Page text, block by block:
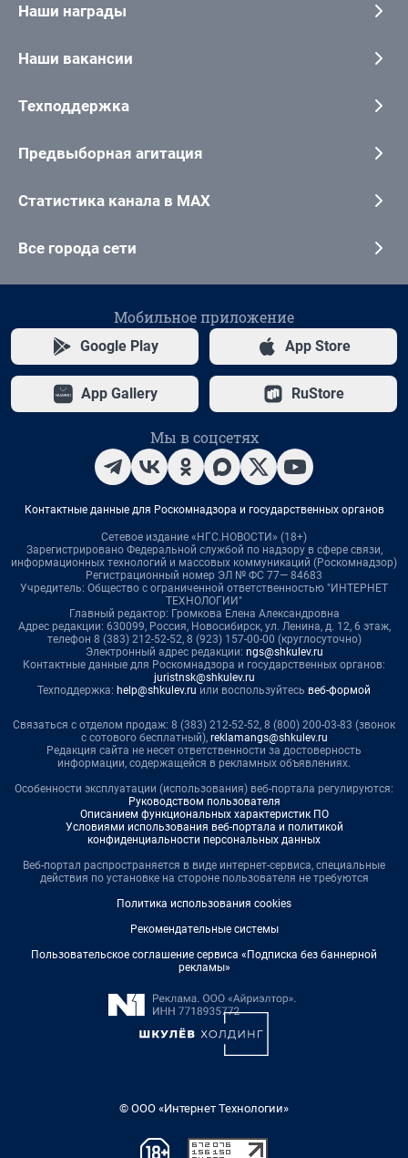
Наши награды
Наши вакансии
Техподдержка
Предвыборная агитация
Статистика канала в MAX
Все города сети
Мобильное приложение
Google Play App Store
App Gallery RuStore
Мы в соцсетях
Контактные данные для Роскомнадзора и государственных органов
Сетевое издание «НГС.НОВОСТИ» (18+)
Зарегистрировано Федеральной службой по надзору в сфере связи,
информационных технологий и массовых коммуникаций (Роскомнадзор)
Регистрационный номер ЭЛ № ФС 77— 84683
Учредитель: Общество с ограниченной ответственностью "ИНТЕРНЕТ
ТЕХНОЛОГИИ"
Главный редактор: Громкова Елена Александровна
Адрес редакции: 630099, Россия, Новосибирск, ул. Ленина, д. 12, 6 этаж,
телефон 8 (383) 212-52-52, 8 (923) 157-00-00 (круглосуточно)
Электронный адрес редакции: ngs@shkulev.ru
Контактные данные для Роскомнадзора и государственных органов:
juristnsk@shkulev.ru
Техподдержка: help@shkulev.ru или воспользуйтесь веб-формой
Связаться с отделом продаж: 8 (383) 212-52-52, 8 (800) 200-03-83 (звонок
с сотового бесплатный), reklamangs@shkulev.ru
Редакция сайта не несет ответственности за достоверность
информации, содержащейся в рекламных объявлениях.
Особенности эксплуатации (использования) веб-портала регулируются:
Руководством пользователя
Описанием функциональных характеристик ПО
Условиями использования веб-портала и политикой
конфиденциальности персональных данных
Веб-портал распространяется в виде интернет-сервиса, специальные
действия по установке на стороне пользователя не требуются
Политика использования cookies
Рекомендательные системы
Пользовательское соглашение сервиса «Подписка без баннерной
рекламы»
© ООО «Интернет Технологии»